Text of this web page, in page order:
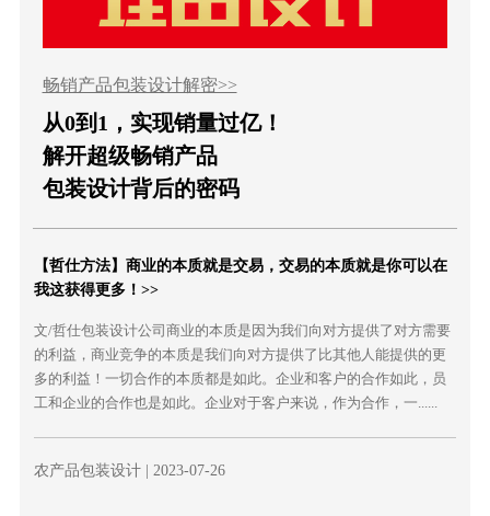
畅销产品包装设计解密>>
从0到1，实现销量过亿！
解开超级畅销产品
包装设计背后的密码
【哲仕方法】商业的本质就是交易，交易的本质就是你可以在
我这获得更多！>>
文/哲仕包装设计公司商业的本质是因为我们向对方提供了对方需要
的利益，商业竞争的本质是我们向对方提供了比其他人能提供的更
多的利益！一切合作的本质都是如此。企业和客户的合作如此，员
工和企业的合作也是如此。企业对于客户来说，作为合作，一......
农产品包装设计| 2023-07-26